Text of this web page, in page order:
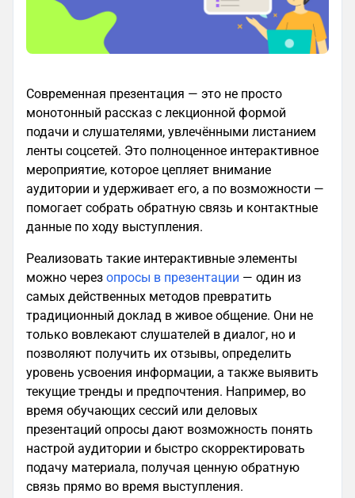
Современная презентация — это не просто
монотонный рассказ с лекционной формой
подачи и слушателями, увлечёнными листанием
ленты соцсетей. Это полноценное интерактивное
мероприятие, которое цепляет внимание
аудитории и удерживает его, а по возможности —
помогает собрать обратную связь и контактные
данные по ходу выступления.
Реализовать такие интерактивные элементы
можно через опросы в презентации — один из
самых действенных методов превратить
традиционный доклад в живое общение. Они не
только вовлекают слушателей в диалог, но и
позволяют получить их отзывы, определить
уровень усвоения информации, а также выявить
текущие тренды и предпочтения. Например, во
время обучающих сессий или деловых
презентаций опросы дают возможность понять
настрой аудитории и быстро скорректировать
подачу материала, получая ценную обратную
связь прямо во время выступления.